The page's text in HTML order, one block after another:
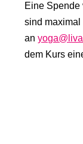
Eine Spende
sind maximal
an
dem Kurs